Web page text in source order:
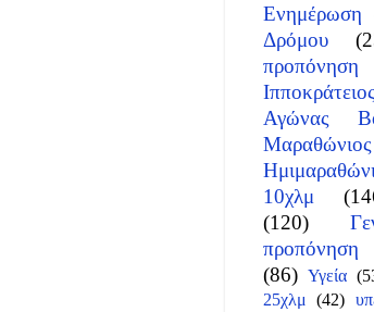
Ενημέρωση
Δρόμου
προπόνηση
Ιπποκράτειος
Αγώνας
Μαραθώνιος
10χλμ
(120)
προπόνηση
(86) Υγεία
25χλμ (42)